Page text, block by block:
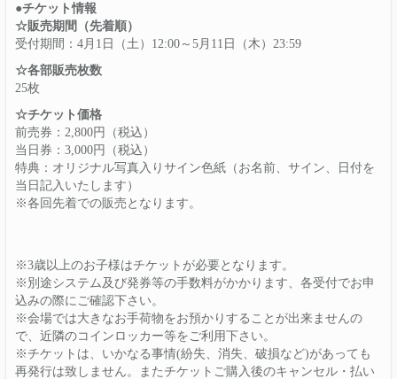
●チケット情報
☆販売期間（先着順）
受付期間：4月1日（土）12:00～5月11日（木）23:59
☆各部販売枚数
25枚
☆チケット価格
前売券：2,800円（税込）
当日券：3,000円（税込）
特典：オリジナル写真入りサイン色紙（お名前、サイン、日付を
当日記入いたします）
※各回先着での販売となります。
※3歳以上のお子様はチケットが必要となります。
※別途システム及び発券等の手数料がかかります、各受付でお申
込みの際にご確認下さい。
※会場では大きなお手荷物をお預かりすることが出来ませんの
で、近隣のコインロッカー等をご利用下さい。
※チケットは、いかなる事情(紛失、消失、破損など)があっても
再発行は致しません。またチケットご購入後のキャンセル・払い